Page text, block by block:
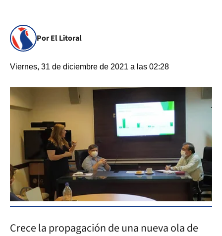
Por El Litoral
Viernes, 31 de diciembre de 2021 a las 02:28
Crece la propagación de una nueva ola de